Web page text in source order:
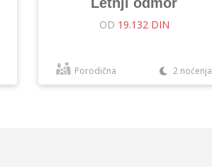
OD 19.132 DIN
Porodična 2 noćenja